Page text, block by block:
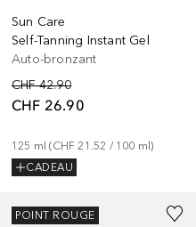
Sun Care
Self-Tanning Instant Gel
Auto-bronzant
CHF 42.90
CHF 26.90
125 ml (CHF 21.52 / 100 ml)
CADEAU
POINT ROUGE